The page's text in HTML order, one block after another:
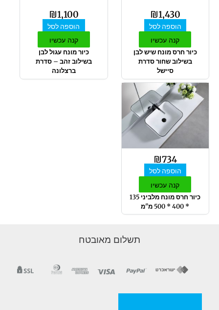
₪1,430
הוספה לסל
קנה עכשיו
כיור חרס מונח שיש לבן
בשילוב שחור סדרת
סיישל
₪1,100
הוספה לסל
קנה עכשיו
כיור מונח עגול לבן
בשילוב זהב – סדרת
ברצלונה
₪734
הוספה לסל
קנה עכשיו
כיור חרס מונח מלביני 135
* 400 * 500 מ"מ
תשלום מאובטח